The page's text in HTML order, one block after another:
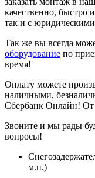
качественно, быстро
так и с
Так же вы всегда
оборудование по
время!
Оплату можете
наличными,
Сбербанк Онлайн! От
Звоните и мы рады
вопросы!
м.п.)